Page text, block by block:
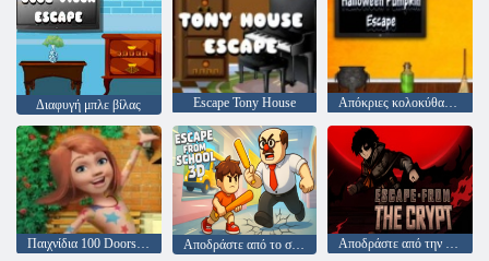
Διαφυγή μπλε βίλας Escape Tony House Απόκριες κολοκύθας απόδραση
Παιχνίδια 100 Doors Escape from School Αποδράστε από το σχολείο 3D Αποδράστε από την κρύπτη